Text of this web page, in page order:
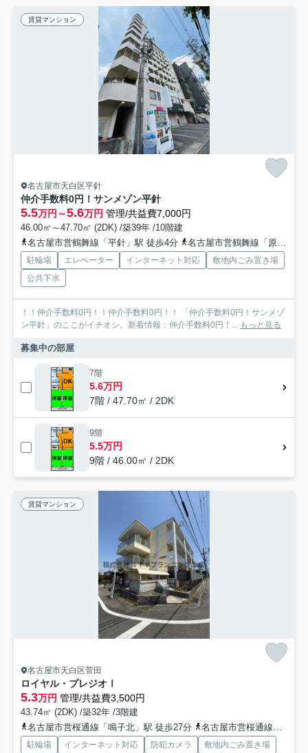
賃貸マンション
名古屋市天白区平針
仲介手数料0円！サンメゾン平針
5.5万円～5.6万円 管理/共益費7,000円
46.00㎡～47.70㎡ (2DK) /築39年 /10階建
名古屋市営鶴舞線「平針」駅 徒歩4分
名古屋市営鶴舞線「原」駅 徒歩14分
駐輪場 エレベーター インターネット対応
敷地内ごみ置き場
公共下水
！！仲介手数料0円！！仲介手数料0円！！ 「仲介手数料0円！サンメゾ
ン平針」のここがイチオシ。新着情報：仲介手数料0円！... もっと見る
募集中の部屋
7階
5.6万円
7階 / 47.70㎡ / 2DK
9階
5.5万円
9階 / 46.00㎡ / 2DK
賃貸マンション
名古屋市天白区菅田
ロイヤル・プレジオⅠ
5.3万円 管理/共益費3,500円
43.74㎡ (2DK) /築32年 /3階建
名古屋市営桜通線「鳴子北」駅 徒歩27分
名古屋市営桜通線「相生山」駅 徒歩29分
駐輪場 インターネット対応 防犯カメラ
敷地内ごみ置き場